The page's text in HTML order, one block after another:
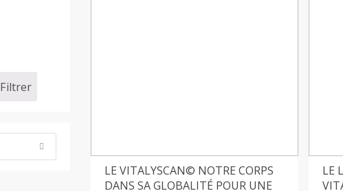
Filtrer
LE VITALYSCAN© NOTRE CORPS
DANS SA GLOBALITÉ POUR UNE
LE